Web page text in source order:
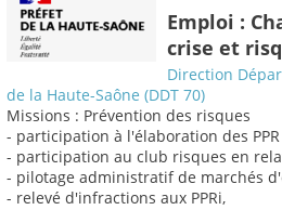
Emploi :
crise et
Direction
de la Haute-Saône (DDT 70)
Missions : Prévention des risques
- participation à l'élaboration des
- participation au club risques en
- pilotage administratif de marchés
- relevé d'infractions aux PPRi,